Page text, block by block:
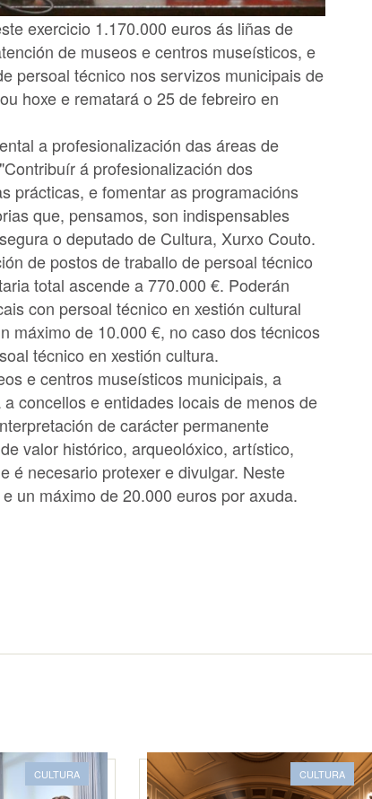
exercicio 1.170.000 euros ás liñas de
de museos e centros museísticos, e
persoal técnico nos servizos municipais de
hoxe e rematará o 25 de febreiro en
a profesionalización das áreas de
á profesionalización dos
prácticas, e fomentar as programacións
que, pensamos, son indispensables
o deputado de Cultura, Xurxo Couto.
de postos de traballo de persoal técnico
total ascende a 770.000 €. Poderán
con persoal técnico en xestión cultural
máximo de 10.000 €, no caso dos técnicos
técnico en xestión cultura.
e centros museísticos municipais, a
concellos e entidades locais de menos de
de carácter permanente
valor histórico, arqueolóxico, artístico,
é necesario protexer e divulgar. Neste
un máximo de 20.000 euros por axuda.
CULTURA CULTURA